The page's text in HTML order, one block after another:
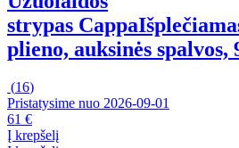
strypas Cappa
plieno, auksinės spalvos,
(16)
Pristatysime nuo 2026‑09‑01
61 €
Į krepšelį